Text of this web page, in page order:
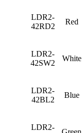
LDR2-
42RD2
Red
LDR2-
42SW2
White
LDR2-
42BL2
Blue
LDR2-